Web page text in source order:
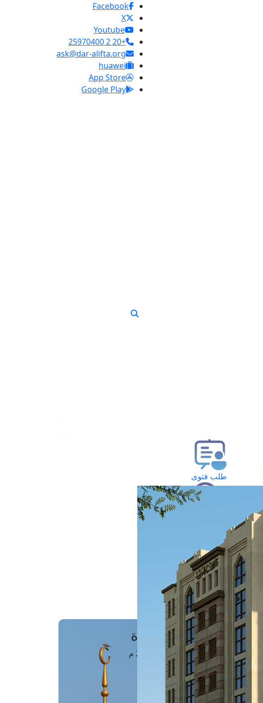
Facebook
X
Youtube
+20 2 25970400
ask@dar-alifta.org
huawei
App Store
Google Play
طلب فتوى
حجز موعد
الفتوى الهاتفية
مَواقِيتُ الصَّـــلاة
القاهرة · 09 أغسطس 2026 م
الفجر
الشروق